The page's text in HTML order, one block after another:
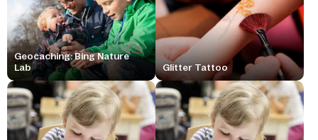
Geocaching: Bing Nature
Lab
Glitter Tattoo